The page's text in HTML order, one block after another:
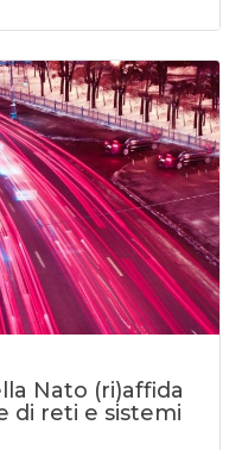
Nato (ri)affida
di reti e sistemi